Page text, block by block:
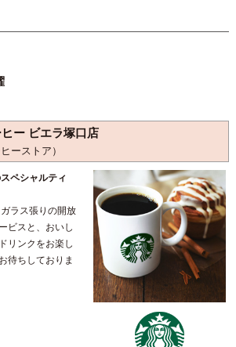
ー ビエラ塚口店
ーストア）
ペシャルティ
ラス張りの開放
ビスと、おいし
リンクをお楽し
待ちしておりま